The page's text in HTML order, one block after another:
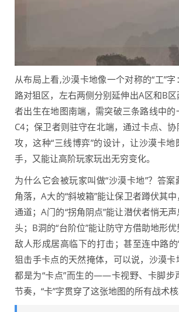
从布局上看,沙漠卡地像一个对称的“工”
路对狙区，左右两侧分别延伸出A区和B
者出生在地图南端，需突破三条路线中
C4；保卫者则驻守在北端，通过卡点、
攻，这种“三线博弈”的设计，让沙漠卡
手，又能让高阶玩家玩出无穷变化。
为什么它会被玩家叫做“沙漠卡地”？答
角落，A大的“斜坡箱”能让保卫者蹲伏其
通道；A门的“拐角阴点”能让潜伏者悄无
头；B洞的“台阶位”能让防守方借助地形
敌人形成居高临下的打击；甚至连中路的
狙击手卡点的天然掩体，可以说，沙漠卡
都是为“卡点”而生的——卡视野、卡脚步
节奏，“卡”字贯穿了这张地图的所有战术核